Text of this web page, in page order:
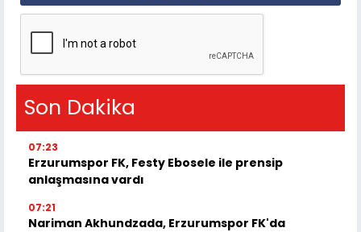
Son Dakika
07:23
Erzurumspor FK, Festy Ebosele ile prensip
anlaşmasına vardı
07:21
Nariman Akhundzada, Erzurumspor FK'da